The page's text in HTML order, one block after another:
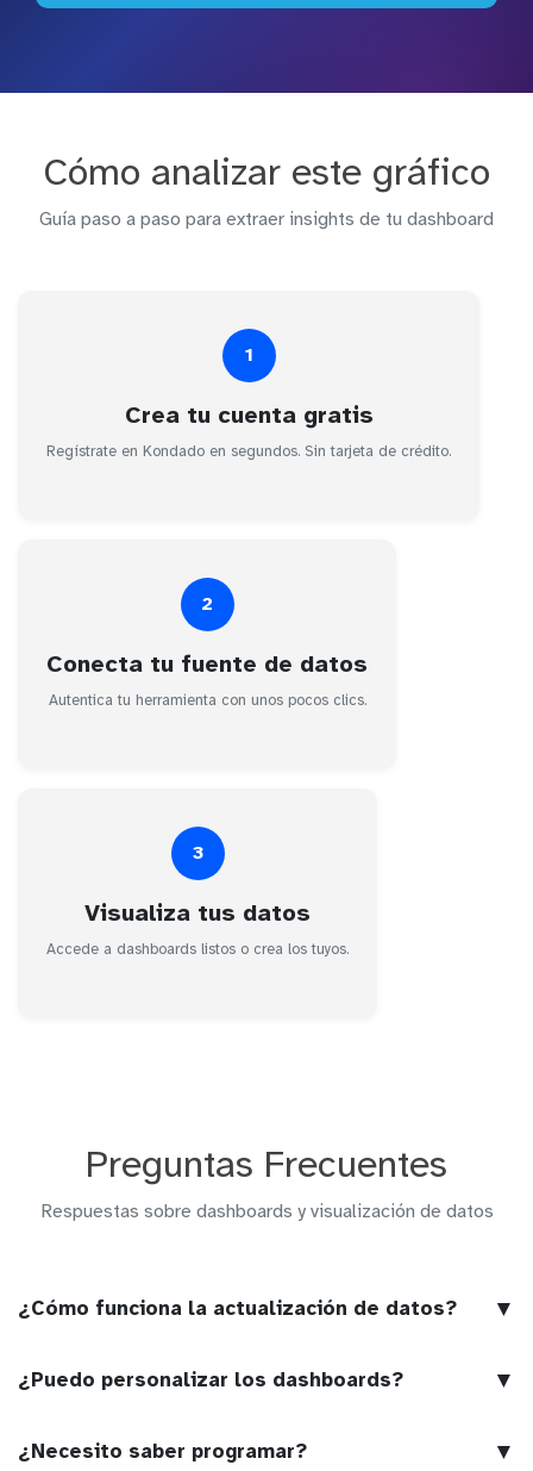
Cómo analizar este gráfico
Guía paso a paso para extraer insights de tu dashboard
1
Crea tu cuenta gratis
Regístrate en Kondado en segundos. Sin tarjeta de crédito.
2
Conecta tu fuente de datos
Autentica tu herramienta con unos pocos clics.
3
Visualiza tus datos
Accede a dashboards listos o crea los tuyos.
Preguntas Frecuentes
Respuestas sobre dashboards y visualización de datos
¿Cómo funciona la actualización de datos? ▼
¿Puedo personalizar los dashboards? ▼
¿Necesito saber programar? ▼